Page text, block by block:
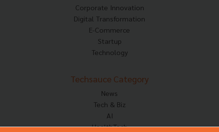
Corporate Innovation
Digital Transformation
E-Commerce
Startup
Technology
Techsauce Category
News
Tech & Biz
AI
HealthTech